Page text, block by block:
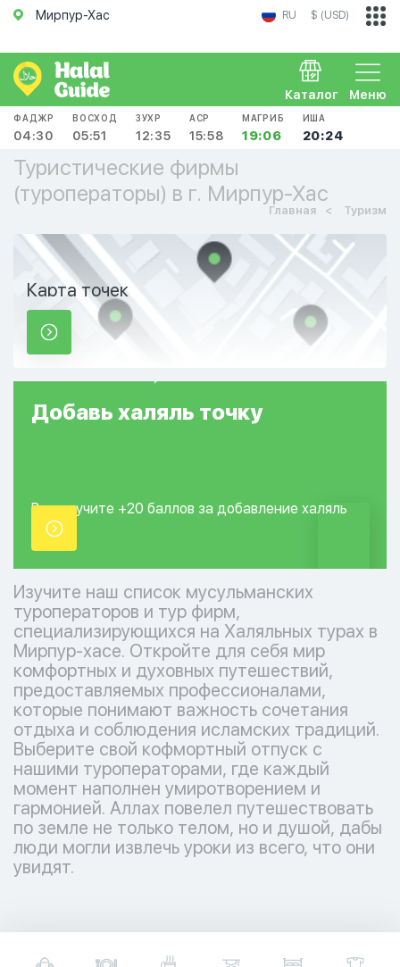
Мирпур-Хас RU $ (USD)
Меню
Каталог
ФАДЖР
04:30
ВОСХОД
05:51
ЗУХР
12:35
АСР
15:58
МАГРИБ
19:06
ИША
20:24
Туристические фирмы
(туроператоры) в г. Мирпур-Хас
Главная Туризм
Карта точек
Добавь халяль точку
Вы получите +20 баллов за добавление халяль
точки.
Изучите наш список мусульманских
туроператоров и тур фирм,
специализирующихся на Халяльных турах в
Мирпур-хасе. Откройте для себя мир
комфортных и духовных путешествий,
предоставляемых профессионалами,
которые понимают важность сочетания
отдыха и соблюдения исламских традиций.
Выберите свой кофмортный отпуск с
нашими туроператорами, где каждый
момент наполнен умиротворением и
гармонией. Аллах повелел путешествовать
по земле не только телом, но и душой, дабы
люди могли извлечь уроки из всего, что они
увидят.